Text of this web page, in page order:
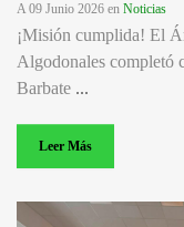
A 09 Junio 2026 en Noticias
¡Misión cumplida! El
Algodonales completó
Barbate ...
Leer Más